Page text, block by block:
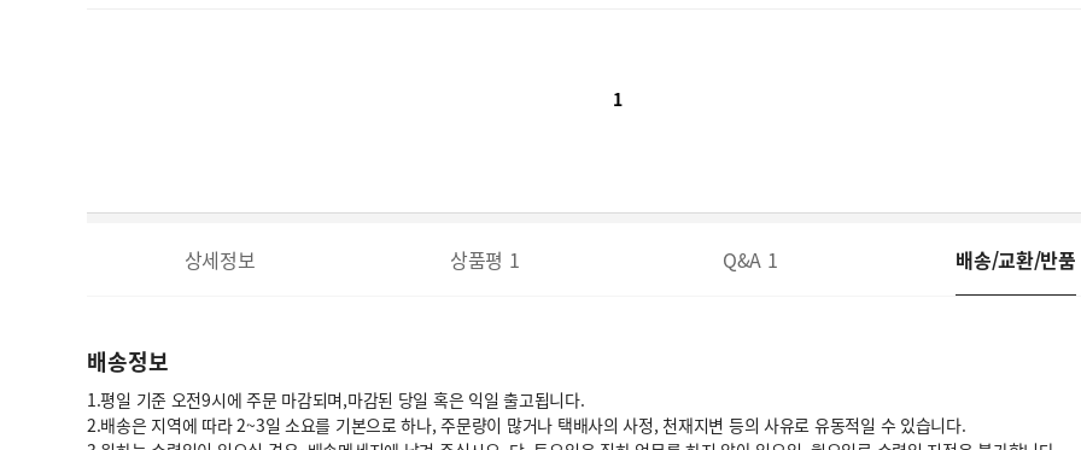
1
상세정보 상품평 1 Q&A 1 배송/교환/반품
배송정보
1.평일 기준 오전9시에 주문 마감되며,마감된 당일 혹은 익일 출고됩니다.
2.배송은 지역에 따라 2~3일 소요를 기본으로 하나, 주문량이 많거나 택배사의 사정, 천재지변 등의 사유로 유동적일 수 있습니다.